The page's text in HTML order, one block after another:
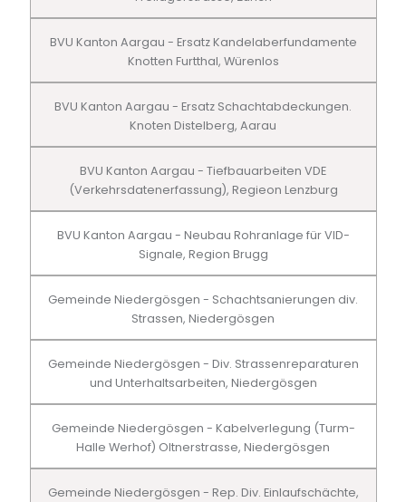
BVU Kanton Aargau - Ersatz Kandelaberfundamente
Knotten Furtthal, Würenlos
BVU Kanton Aargau - Ersatz Schachtabdeckungen.
Knoten Distelberg, Aarau
BVU Kanton Aargau - Tiefbauarbeiten VDE
(Verkehrsdatenerfassung), Regieon Lenzburg
BVU Kanton Aargau - Neubau Rohranlage für VID-
Signale, Region Brugg
Gemeinde Niedergösgen - Schachtsanierungen div.
Strassen, Niedergösgen
Gemeinde Niedergösgen - Div. Strassenreparaturen
und Unterhaltsarbeiten, Niedergösgen
Gemeinde Niedergösgen - Kabelverlegung (Turm-
Halle Werhof) Oltnerstrasse, Niedergösgen
Gemeinde Niedergösgen - Rep. Div. Einlaufschächte,